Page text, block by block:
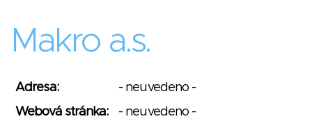
Makro a.s.
Adresa:
- neuvedeno -
Webová stránka:
- neuvedeno -